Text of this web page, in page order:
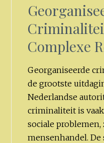
Complexe
Georganiseerde
de grootste
Nederlandse
criminaliteit is
sociale
mensenhandel.